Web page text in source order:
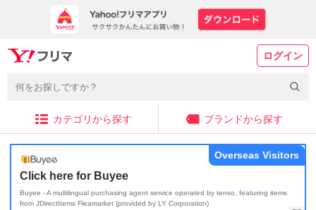
ログイン
カテゴリから探す ブランドから探す
Click here for Buyee
Buyee - A multilingual purchasing agent service operated by tenso, featuring items
from JDirectItems Fleamarket (provided by LY Corporation)
Overseas Visitors